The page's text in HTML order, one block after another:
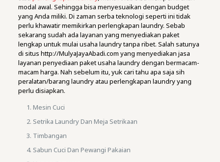
modal awal. Sehingga bisa menyesuaikan dengan budget
yang Anda miliki. Di zaman serba teknologi seperti ini tidak
perlu khawatir memikirkan perlengkapan laundry. Sebab
sekarang sudah ada layanan yang menyediakan paket
lengkap untuk mulai usaha laundry tanpa ribet. Salah satunya
di situs http://MulyaJayaAbadi.com yang menyediakan jasa
layanan penyediaan paket usaha laundry dengan bermacam-
macam harga. Nah sebelum itu, yuk cari tahu apa saja sih
peralatan/barang laundry atau perlengkapan laundry yang
perlu disiapkan.
Mesin Cuci
Setrika Laundry Dan Meja Setrikaan
Timbangan
Sabun Cuci Dan Pewangi Pakaian